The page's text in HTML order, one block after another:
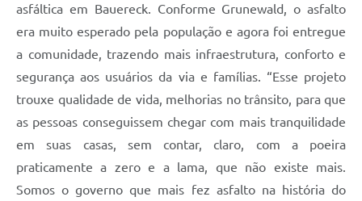
asfáltica em Bauereck. Conforme Grunewald, o asfalto
era muito esperado pela população e agora foi entregue
a comunidade, trazendo mais infraestrutura, conforto e
segurança aos usuários da via e famílias. “Esse projeto
trouxe qualidade de vida, melhorias no trânsito, para que
as pessoas conseguissem chegar com mais tranquilidade
em suas casas, sem contar, claro, com a poeira
praticamente a zero e a lama, que não existe mais.
Somos o governo que mais fez asfalto na história do